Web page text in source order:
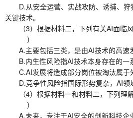
D.从安全运营、实战攻防、诱捕、狩
关键技术。
（3）根据材料二，下列有关AI面临
）
A.主要包括三类，是由AI技术的高速
B.内生性风险指AI技术本身存在的一
C.AI发展将造成部分岗位被淘汰属于
D.竞争性风险指国际形势复杂，AI领
（4）根据材料一和材料二，下列理
）
A.未来，专注于AI安全的创新科技企